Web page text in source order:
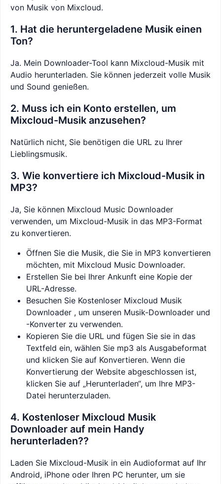
von Musik von Mixcloud.
1. Hat die heruntergeladene Musik einen
Ton?
Ja. Mein Downloader-Tool kann Mixcloud-Musik mit
Audio herunterladen. Sie können jederzeit volle Musik
und Sound genießen.
2. Muss ich ein Konto erstellen, um
Mixcloud-Musik anzusehen?
Natürlich nicht, Sie benötigen die URL zu Ihrer
Lieblingsmusik.
3. Wie konvertiere ich Mixcloud-Musik in
MP3?
Ja, Sie können Mixcloud Music Downloader
verwenden, um Mixcloud-Musik in das MP3-Format
zu konvertieren.
Öffnen Sie die Musik, die Sie in MP3 konvertieren
möchten, mit Mixcloud Music Downloader.
Erstellen Sie bei Ihrer Ankunft eine Kopie der
URL-Adresse.
Besuchen Sie Kostenloser Mixcloud Musik
Downloader , um unseren Musik-Downloader und
-Konverter zu verwenden.
Kopieren Sie die URL und fügen Sie sie in das
Textfeld ein, wählen Sie mp3 als Ausgabeformat
und klicken Sie auf Konvertieren. Wenn die
Konvertierung der Website abgeschlossen ist,
klicken Sie auf „Herunterladen“, um Ihre MP3-
Datei herunterzuladen.
4. Kostenloser Mixcloud Musik
Downloader auf mein Handy
herunterladen??
Laden Sie Mixcloud-Musik in ein Audioformat auf Ihr
Android, iPhone oder Ihren PC herunter, um sie